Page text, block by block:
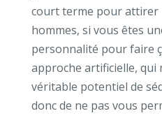
court terme pour attirer
hommes, si vous êtes
personnalité pour faire
approche artificielle, qui
véritable potentiel de
donc de ne pas vous